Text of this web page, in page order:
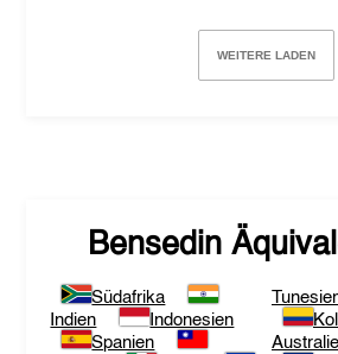
WEITERE LADEN
Bensedin
Südafrika
Indien
Indonesien
Spanien